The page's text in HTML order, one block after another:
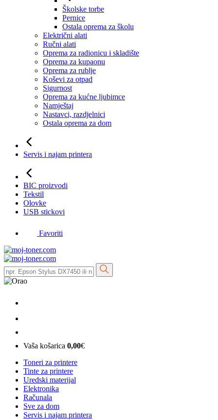
Školske torbe
Pernice
Ostala oprema za školu
Električni alati
Ručni alati
Oprema za radionicu i skladište
Oprema za kupaonu
Oprema za rublje
Koševi za otpad
Sigurnost
Oprema za kućne ljubimce
Namještaj
Nastavci, razdjelnici
Ostala oprema za dom
Servis i najam printera
BIC proizvodi
Tekstil
Olovke
USB stickovi
Favoriti
Vaša košarica 0,00€
Toneri za printere
Tinte za printere
Uredski materijal
Elektronika
Računala
Sve za dom
Servis i najam printera